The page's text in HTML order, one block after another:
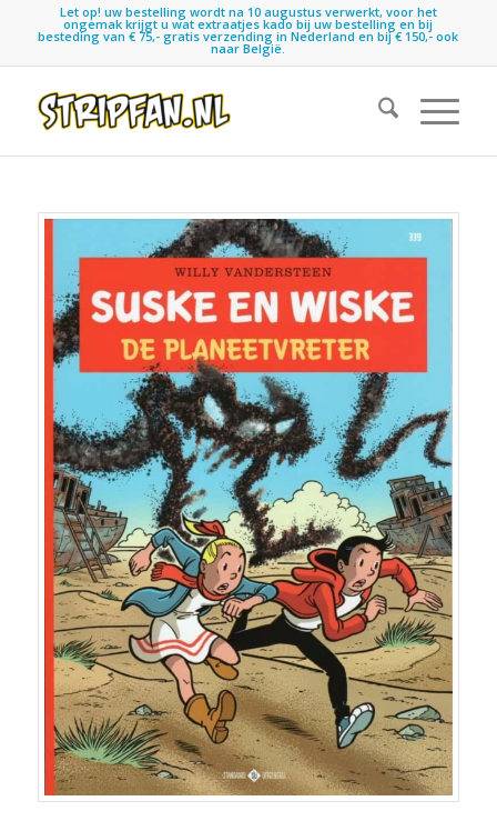
Let op! uw bestelling wordt na 10 augustus verwerkt, voor het
ongemak krijgt u wat extraatjes kado bij uw bestelling en bij
besteding van € 75,- gratis verzending in Nederland en bij € 150,- ook
naar België.